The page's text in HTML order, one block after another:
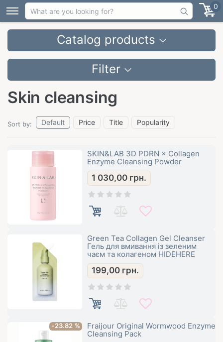
0
Catalog products
Filter
Skin cleansing
Sort by: Default Price Title Popularity
SKIN&LAB 3D PDRN × Collagen
Enzyme Cleansing Powder
1 030,00 грн.
Green Tea Collagen Gel Cleanser
Гель для вмивання із зеленим
чаєм та колагеном HIDEHERE
199,00 грн.
-23.82 %
Fraijour Original Wormwood Enzyme
Cleansing Pack